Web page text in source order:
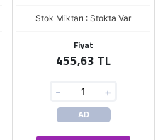
Stok Miktarı : Stokta Var
Fiyat
455,63 TL
- +
AD